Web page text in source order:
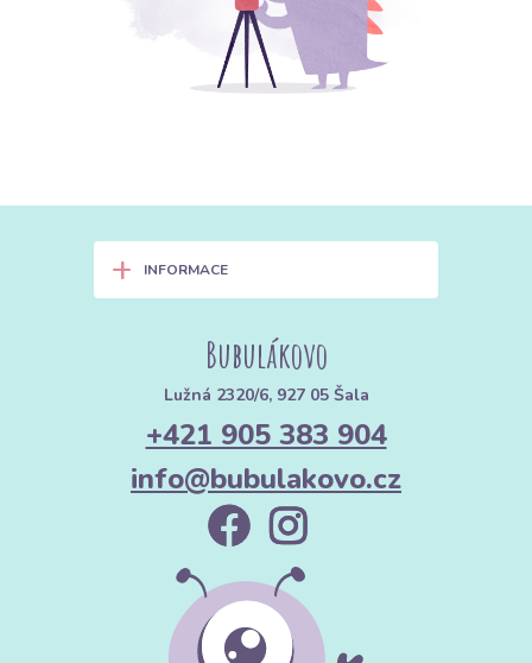
+ INFORMACE
Bubulákovo
Lužná 2320/6, 927 05 Šala
+421 905 383 904
info@bubulakovo.cz